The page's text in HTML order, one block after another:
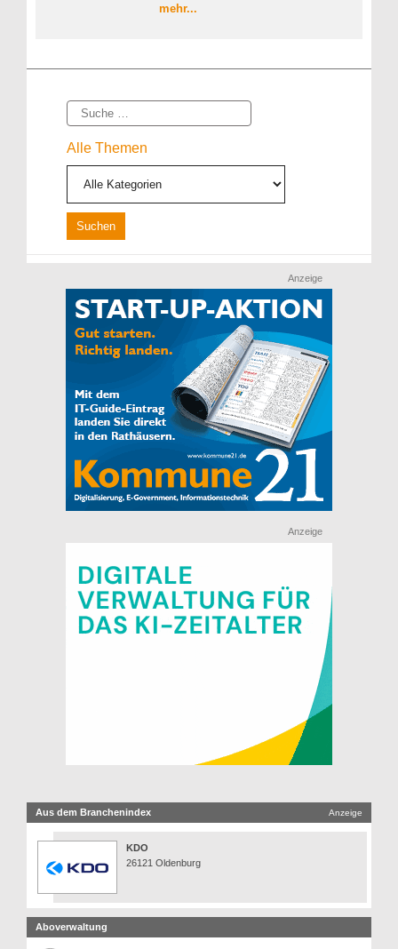
mehr...
Suche
Alle Themen
Anzeige
Anzeige
Aus dem Branchenindex Anzeige
KDO
26121 Oldenburg
Aboverwaltung